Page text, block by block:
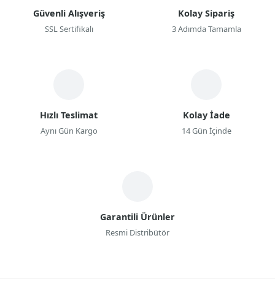
Güvenli Alışveriş
SSL Sertifikalı
Kolay Sipariş
3 Adımda Tamamla
Hızlı Teslimat
Aynı Gün Kargo
Kolay İade
14 Gün İçinde
Garantili Ürünler
Resmi Distribütör